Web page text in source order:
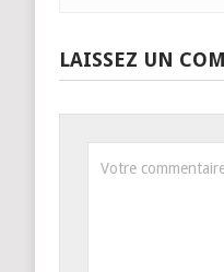
LAISSEZ UN